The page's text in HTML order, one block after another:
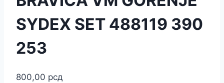
SYDEX SET 488119 390
253
800,00 рсд